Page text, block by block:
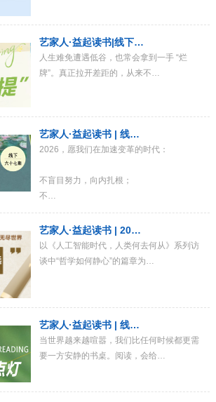
艺家人·益起读书|线下…
人生难免遭遇低谷，也常会拿到一手 “烂
牌”。真正拉开差距的，从来不…
艺家人·益起读书 | 线…
2026，愿我们在加速变革的时代：
不盲目努力，向内扎根；
不…
艺家人·益起读书 | 20…
以《人工智能时代，人类何去何从》系列访
谈中“哲学如何静心”的篇章为…
艺家人·益起读书 | 线…
当世界越来越喧嚣，我们比任何时候都更需
要一方安静的书桌。阅读，会给…